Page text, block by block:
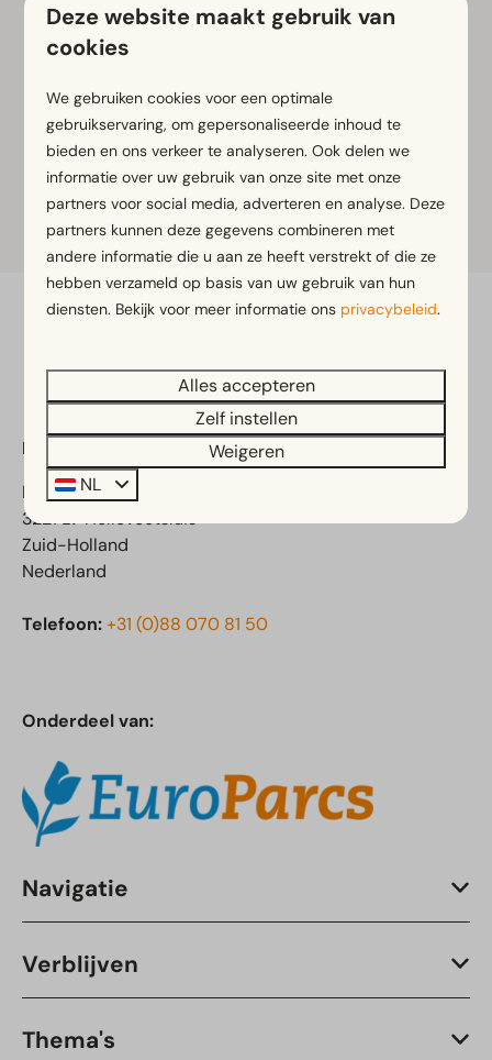
Friends & Bites
Adventuredome
Snackbar
EuroParcs Poort van Zeeland
Parkweg 2
3221 LV Hellevoetsluis
Zuid-Holland
Nederland
Telefoon:+31 (0)88 070 81 50
Onderdeel van:
Navigatie
Verblijven
Thema's
Deze website maakt gebruik van
cookies
We gebruiken cookies voor een optimale
gebruikservaring, om gepersonaliseerde inhoud te
bieden en ons verkeer te analyseren. Ook delen we
informatie over uw gebruik van onze site met onze
partners voor social media, adverteren en analyse. Deze
partners kunnen deze gegevens combineren met
andere informatie die u aan ze heeft verstrekt of die ze
hebben verzameld op basis van uw gebruik van hun
diensten. Bekijk voor meer informatie ons privacybeleid.
Alles accepteren
Zelf instellen
Weigeren
NL